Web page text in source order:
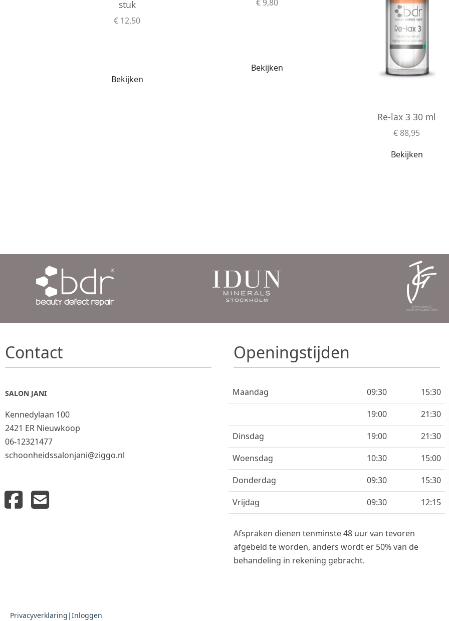
stuk
€ 12,50
Bekijken
€ 9,80
Bekijken
Re-lax 3 30 ml
€ 88,95
Bekijken
Contact
SALON JANI
Kennedylaan 100
2421 ER Nieuwkoop
06-12321477
schoonheidssalonjani@ziggo.nl
Openingstijden
Maandag 09:30
15:30
19:00
21:30
Dinsdag
19:00
21:30
Woensdag
10:30
15:00
Donderdag
09:30
15:30
Vrijdag
09:30 12:15
Afspraken dienen tenminste 48 uur van tevoren
afgebeld te worden, anders wordt er 50% van de
behandeling in rekening gebracht.
Privacyverklaring |Inloggen